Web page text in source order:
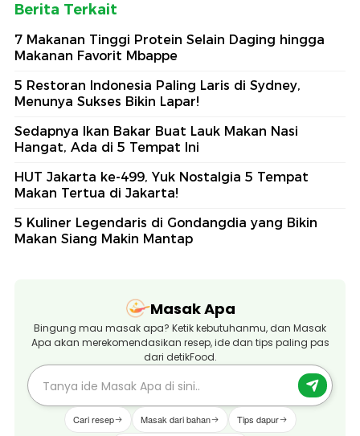
Berita Terkait
7 Makanan Tinggi Protein Selain Daging hingga
Makanan Favorit Mbappe
5 Restoran Indonesia Paling Laris di Sydney,
Menunya Sukses Bikin Lapar!
Sedapnya Ikan Bakar Buat Lauk Makan Nasi
Hangat, Ada di 5 Tempat Ini
HUT Jakarta ke-499, Yuk Nostalgia 5 Tempat
Makan Tertua di Jakarta!
5 Kuliner Legendaris di Gondangdia yang Bikin
Makan Siang Makin Mantap
Masak Apa
Bingung mau masak apa? Ketik kebutuhanmu, dan Masak
Apa akan merekomendasikan resep, ide dan tips paling pas
dari detikFood.
Cari resep Masak dari bahan Tips dapur